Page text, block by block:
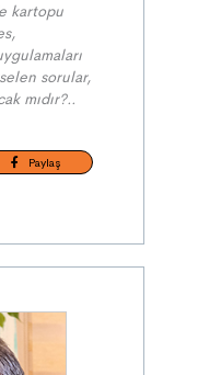
kartopu
sorular,
mıdır?..
Paylaş